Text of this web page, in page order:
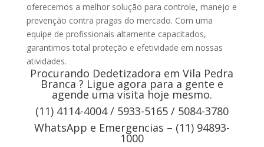
oferecemos a melhor solução para controle, manejo e
prevenção contra pragas do mercado. Com uma
equipe de profissionais altamente capacitados,
garantimos total proteção e efetividade em nossas
atividades.
Procurando Dedetizadora em Vila Pedra
Branca ? Ligue agora para a gente e
agende uma visita hoje mesmo.
(11) 4114-4004 / 5933-5165 / 5084-3780
WhatsApp e Emergencias – (11) 94893-
1000